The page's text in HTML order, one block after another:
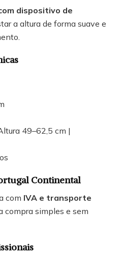
dispositivo de
a altura de forma suave e
49–62,5 cm |
Continental
com IVA e transporte
compra simples e sem